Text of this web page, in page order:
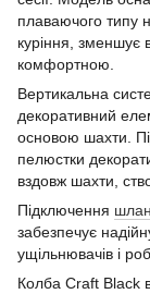
плаваючого типу
куріння, зменшує
комфортною.
Вертикальна
декоративний
основою шахти.
пелюстки
вздовж шахти,
Підключення
забезпечує
ущільнювачів і
Колба Craft Black